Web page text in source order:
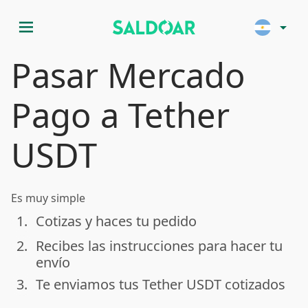
menu arrow_drop_down
Pasar Mercado
Pago a Tether
USDT
Es muy simple
done
1. Cotizas y haces tu pedido
done
2. Recibes las instrucciones para hacer tu
envío
done
3. Te enviamos tus Tether USDT cotizados